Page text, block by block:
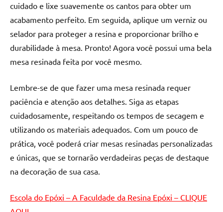
cuidado e lixe suavemente os cantos para obter um
acabamento perfeito. Em seguida, aplique um verniz ou
selador para proteger a resina e proporcionar brilho e
durabilidade à mesa. Pronto! Agora você possui uma bela
mesa resinada feita por você mesmo.
Lembre-se de que fazer uma mesa resinada requer
paciência e atenção aos detalhes. Siga as etapas
cuidadosamente, respeitando os tempos de secagem e
utilizando os materiais adequados. Com um pouco de
prática, você poderá criar mesas resinadas personalizadas
e únicas, que se tornarão verdadeiras peças de destaque
na decoração de sua casa.
Escola do Epóxi – A Faculdade da Resina Epóxi – CLIQUE